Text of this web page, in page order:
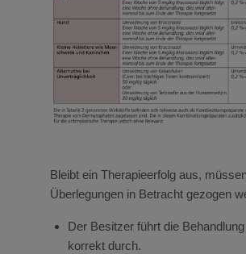
Bleibt ein Therapieerfolg aus,
Überlegungen in Betracht gezogen
Der Besitzer führt die
korrekt durch.